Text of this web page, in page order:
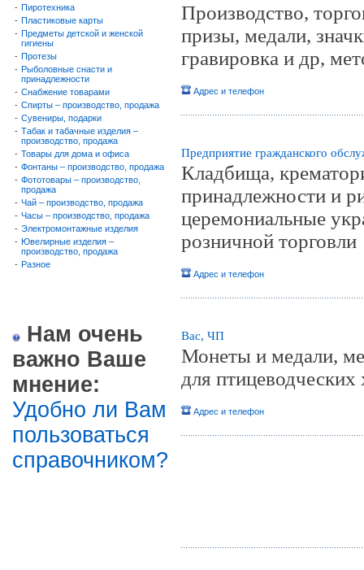
- Пиротехника
- Пластиковые карты
- Предметы детской и женской
гигиены
- Протезы
- Рыболовные снасти и
принадлежности
- Снабжение товарами
- Спирты – производство, продажа
- Сувениры, подарки
- Табак и табачные изделия –
производство, продажа
- Товары для дома и офиса
- Фонтаны – производство, продажа
- Фототовары – производство,
продажа
- Чай – производство, продажа
- Часы – производство, продажа
- Электромонтажные изделия
- Ювелирные изделия –
производство, продажа
- Разное
Нам очень
важно Ваше
мнение:
Удобно ли Вам
пользоваться
справочником?
Производство,
призы, медали,
гравировка и др,
Адрес и телефон
Предприятие гражданского
Кладбища,
принадлежности и
церемониальные
розничной торговли
Адрес и телефон
Вас, ЧП
Монеты и медали,
для
Адрес и телефон